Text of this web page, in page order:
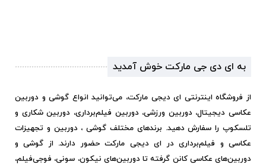
به ای دی جی مارکت خوش آمدید
از فروشگاه اینترنتی ای دیجی مارکت، می‌توانید انواع گوشی و دوربین
عکاسی دیجیتال، دوربین ورزشی، دوربین فیلم‌برداری، دوربین شکاری و
تلسکوپ را سفارش دهید. برندهای مختلف گوشی ، دوربین و تجهیزات
عکاسی و فیلم‌برداری در ای دیجی مارکت حضور دارند. از گوشی و
دوربین‌های عکاسی کانن گرفته تا دوربین‌های نیکون، سونی، فوجی‌فیلم،